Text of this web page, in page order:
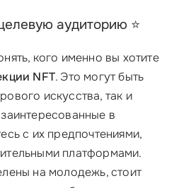
аудиторию ⭐
кого именно вы хотите
NFT. Это могут быть
искусства, так и
в
с их предпочтениями,
платформами.
на молодежь, стоит